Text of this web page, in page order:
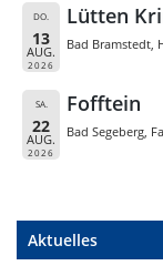
DO.
13
AUG.
2026
Lütten
Bad Bramstedt,
SA.
22
AUG.
2026
Fofftein
Bad Segeberg,
Aktuelles